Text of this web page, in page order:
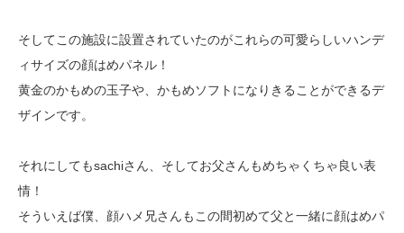
そしてこの施設に設置されていたのがこれらの可愛らしいハンデ
ィサイズの顔はめパネル！
黄金のかもめの玉子や、かもめソフトになりきることができるデ
ザインです。
それにしてもsachiさん、そしてお父さんもめちゃくちゃ良い表
情！
そういえば僕、顔ハメ兄さんもこの間初めて父と一緒に顔はめパ